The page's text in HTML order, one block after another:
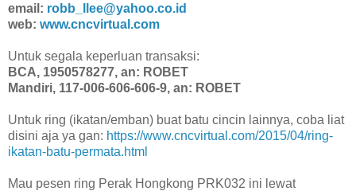
email: robb_llee@yahoo.co.id
web: www.cncvirtual.com
Untuk segala keperluan transaksi:
BCA, 1950578277, an: ROBET
Mandiri, 117-006-606-606-9, an: ROBET
Untuk ring (ikatan/emban) buat batu cincin lainnya, coba liat
disini aja ya gan: https://www.cncvirtual.com/2015/04/ring-
ikatan-batu-permata.html
Mau pesen ring Perak Hongkong PRK032 ini lewat